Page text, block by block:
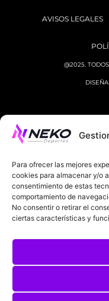
Para ofrecer las mejores
cookies para almacenar y/o
consentimiento de estas
comportamiento de
No consentir o retirar el
ciertas características y
AVISOS LEGALES
@2025.